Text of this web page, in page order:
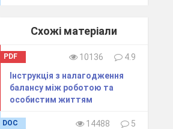
Схожі матеріали
PDF 10136
4.9
Інструкція з налагодження
балансу між роботою та
особистим життям
DOC 14488
5